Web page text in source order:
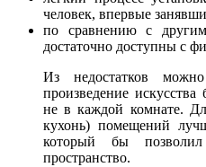
человек, впервые
по сравнению с
достаточно доступны с
Из недостатков
произведение искусства
не в каждой комнате.
кухонь) помещений
который бы позволил
пространство.